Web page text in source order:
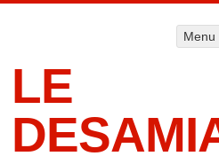
Menu
LE